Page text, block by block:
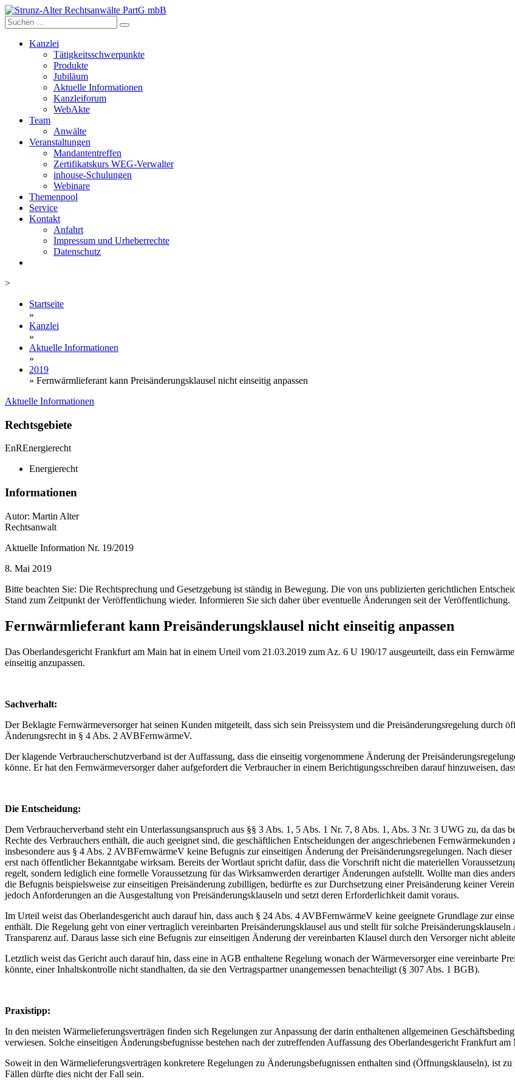
Skip
to
content
Kanzlei
Tätigkeitsschwerpunkte
Produkte
Jubiläum
Aktuelle Informationen
Kanzleiforum
WebAkte
Team
Anwälte
Veranstaltungen
Mandantentreffen
Zertifikatskurs WEG-Verwalter
inhouse-Schulungen
Webinare
Themenpool
Service
Kontakt
Anfahrt
Impressum und Urheberrechte
Datenschutz
>
Startseite
»
Kanzlei
»
Aktuelle Informationen
»
2019
» Fernwärmlieferant kann Preisänderungsklausel nicht einseitig anpassen
Aktuelle Informationen
Rechtsgebiete
EnREnergierecht
Energierecht
Informationen
Autor: Martin Alter
Rechtsanwalt
Aktuelle Information Nr. 19/2019
8. Mai 2019
Bitte beachten Sie: Die Rechtsprechung und Gesetzgebung ist ständig in Bewegung. Die von uns publizierten gerichtlichen
Stand zum Zeitpunkt der Veröffentlichung wieder. Informieren Sie sich daher über eventuelle Änderungen seit der Veröffentlichung.
Fernwärmlieferant kann Preisänderungsklausel nicht einseitig anpassen
Das Oberlandesgericht Frankfurt am Main hat in einem Urteil vom 21.03.2019 zum Az. 6 U 190/17 ausgeurteilt, dass ein
einseitig anzupassen.
Sachverhalt:
Der Beklagte Fernwärmeversorger hat seinen Kunden mitgeteilt, dass sich sein Preissystem und die Preisänderungsregelung durch
Änderungsrecht in § 4 Abs. 2 AVBFernwärmeV.
Der klagende Verbraucherschutzverband ist der Auffassung, dass die einseitig vorgenommene Änderung der
könne. Er hat den Fernwärmeversorger daher aufgefordert die Verbraucher in einem Berichtigungsschreiben darauf hinzuweisen,
Die Entscheidung:
Dem Verbraucherverband steht ein Unterlassungsanspruch aus §§ 3 Abs. 1, 5 Abs. 1 Nr. 7, 8 Abs. 1, Abs. 3 Nr. 3 UWG zu, da das
Rechte des Verbrauchers enthält, die auch geeignet sind, die geschäftlichen Entscheidungen der angeschriebenen
insbesondere aus § 4 Abs. 2 AVBFernwärmeV keine Befugnis zur einseitigen Änderung der Preisänderungsregelungen. Nach
erst nach öffentlicher Bekanntgabe wirksam. Bereits der Wortlaut spricht dafür, dass die Vorschrift nicht die materiellen
regelt, sondern lediglich eine formelle Voraussetzung für das Wirksamwerden derartiger Änderungen aufstellt. Wollte man dies
die Befugnis beispielsweise zur einseitigen Preisänderung zubilligen, bedürfte es zur Durchsetzung einer Preisänderung keiner
jedoch Anforderungen an die Ausgestaltung von Preisänderungsklauseln und setzt deren Erforderlichkeit damit voraus.
Im Urteil weist das Oberlandesgericht auch darauf hin, dass auch § 24 Abs. 4 AVBFernwärmeV keine geeignete Grundlage zur
enthält. Die Regelung geht von einer vertraglich vereinbarten Preisänderungsklausel aus und stellt für solche
Transparenz auf. Daraus lasse sich eine Befugnis zur einseitigen Änderung der vereinbarten Klausel durch den Versorger nicht
Letztlich weist das Gericht auch darauf hin, dass eine in AGB enthaltene Regelung wonach der Wärmeversorger eine vereinbarte
könnte, einer Inhaltskontrolle nicht standhalten, da sie den Vertragspartner unangemessen benachteiligt (§ 307 Abs. 1 BGB).
Praxistipp:
In den meisten Wärmelieferungsverträgen finden sich Regelungen zur Anpassung der darin enthaltenen allgemeinen
verwiesen. Solche einseitigen Änderungsbefugnisse bestehen nach der zutreffenden Auffassung des Oberlandesgericht Frankfurt am
Soweit in den Wärmelieferungsverträgen konkretere Regelungen zu Änderungsbefugnissen enthalten sind (Öffnungsklauseln), ist
Fällen dürfte dies nicht der Fall sein.